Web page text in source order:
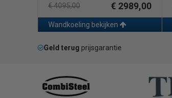
€ 4095,00 € 2989,00
Wandkoeling bekijken
Geld terug prijsgarantie